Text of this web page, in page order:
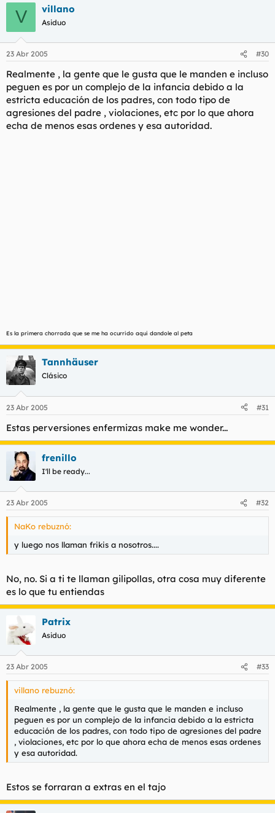
V villano
Asiduo
23 Abr 2005 #30
Realmente , la gente que le gusta que le manden e incluso
peguen es por un complejo de la infancia debido a la
estricta educación de los padres, con todo tipo de
agresiones del padre , violaciones, etc por lo que ahora
echa de menos esas ordenes y esa autoridad.
Es la primera chorrada que se me ha ocurrido aqui dandole al peta
Tannhäuser
Clásico
23 Abr 2005 #31
Estas perversiones enfermizas make me wonder...
frenillo
I'll be ready...
23 Abr 2005 #32
NaKo rebuznó:
y luego nos llaman frikis a nosotros....
No, no. Si a ti te llaman gilipollas, otra cosa muy diferente
es lo que tu entiendas
Patrix
Asiduo
23 Abr 2005 #33
villano rebuznó:
Realmente , la gente que le gusta que le manden e incluso
peguen es por un complejo de la infancia debido a la estricta
educación de los padres, con todo tipo de agresiones del padre
, violaciones, etc por lo que ahora echa de menos esas ordenes
y esa autoridad.
Estos se forraran a extras en el tajo